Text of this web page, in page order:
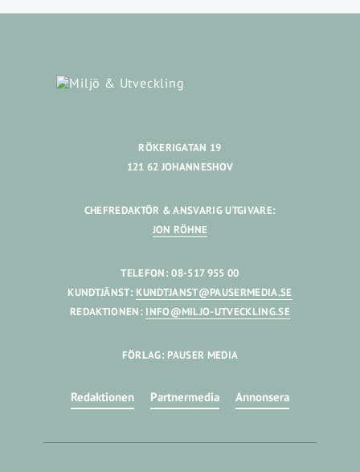
RÖKERIGATAN 19
121 62 JOHANNESHOV
CHEFREDAKTÖR & ANSVARIG UTGIVARE:
JON RÖHNE
TELEFON: 08-517 955 00
KUNDTJÄNST: KUNDTJANST@PAUSERMEDIA.SE
REDAKTIONEN: INFO@MILJO-UTVECKLING.SE
FÖRLAG: PAUSER MEDIA
Redaktionen Partnermedia Annonsera